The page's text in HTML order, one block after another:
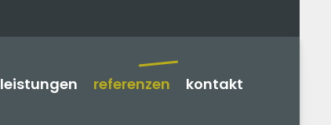
leistungen referenzen kontakt